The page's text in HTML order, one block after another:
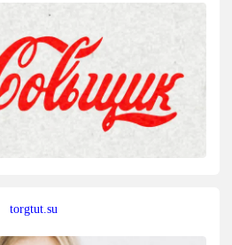
torgtut.su